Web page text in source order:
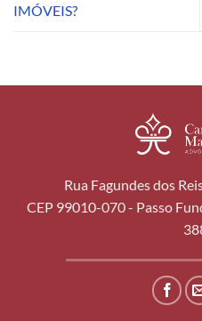
IMÓVEIS?
Rua Fagundes dos
CEP 99010-070 - Passo